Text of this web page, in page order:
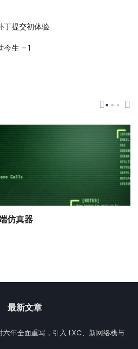
丁提交初体验
今生 – 1
仿真器
最新文章
年全面重写，引入 LXC、新网络栈与